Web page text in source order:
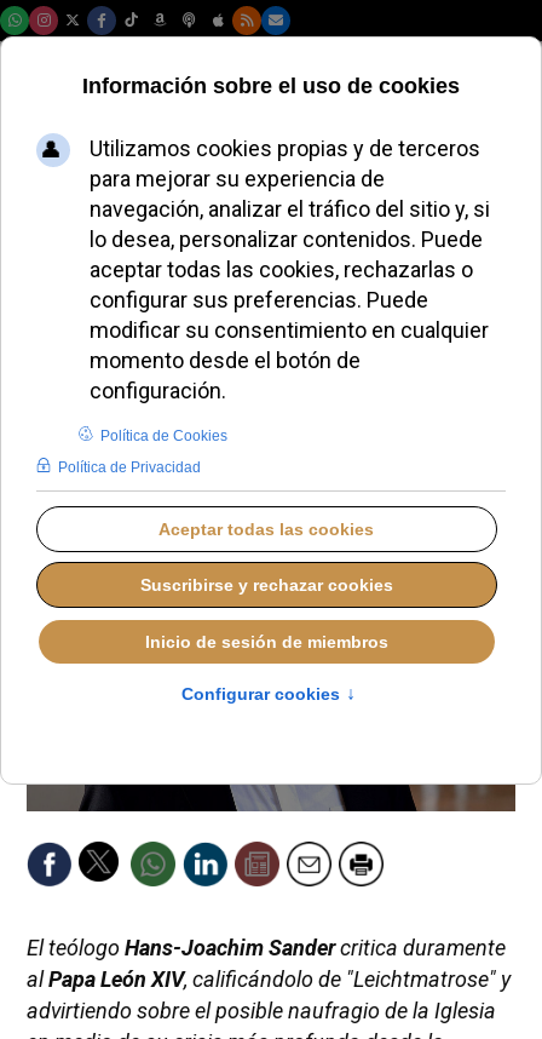
Teólogo critica al
Papa León XIV y
advierte sobre el
rumbo de la Iglesia
JAVIER RUIZ ARREGUI
PAPA LEÓN XIV
LUNES, 29 SEPTIEMBRE 2025 17:54
El teólogoHans-Joachim Sandercritica duramente
alPapa León XIV, calificándolo de "Leichtmatrose" y
advirtiendo sobre el posible naufragio de la Iglesia